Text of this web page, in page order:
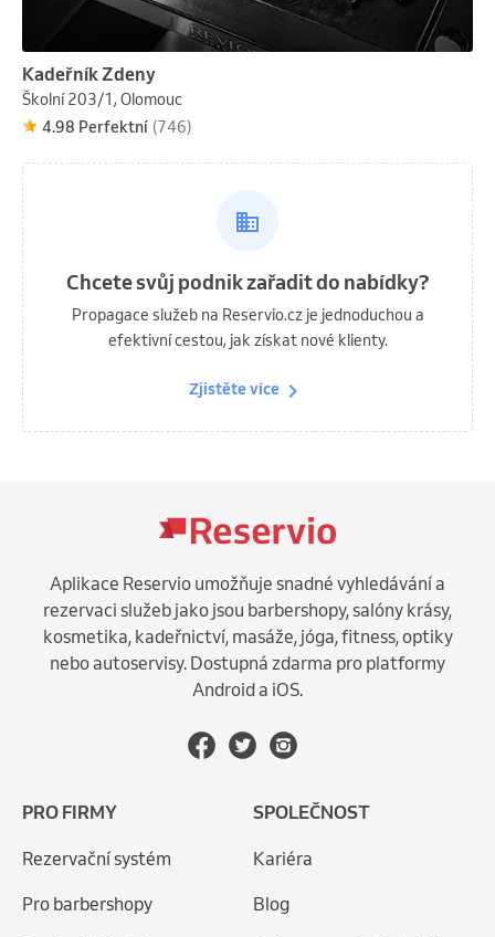
Kadeřník Zdeny
Školní 203/1, Olomouc
4.98 Perfektní (746)
Chcete svůj podnik zařadit do nabídky?
Propagace služeb na Reservio.cz je jednoduchou a
efektivní cestou, jak získat nové klienty.
Zjistěte více
Aplikace Reservio umožňuje snadné vyhledávání a
rezervaci služeb jako jsou barbershopy, salóny krásy,
kosmetika, kadeřnictví, masáže, jóga, fitness, optiky
nebo autoservisy. Dostupná zdarma pro platformy
Android a iOS.
PRO FIRMY
Rezervační systém
Pro barbershopy
SPOLEČNOST
Kariéra
Blog